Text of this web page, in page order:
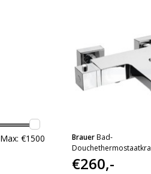
Max: €1500 Brauer Bad-
€260,-